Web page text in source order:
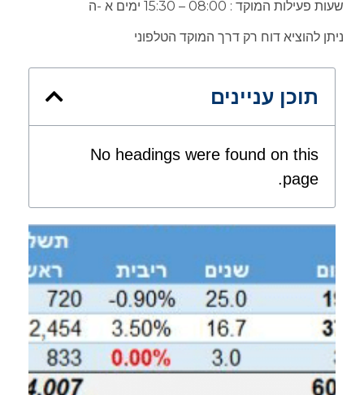
שעות פעילות המוקד : 08:00 – 15:30 ימים א -ה
ניתן להוציא דוח רק דרך המוקד הטלפוני
תוכן עניינים
No headings were found on this
page.